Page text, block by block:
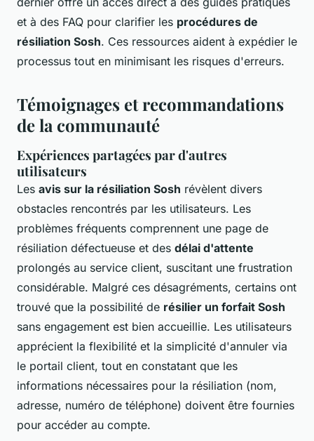
et à des FAQ pour clarifier les procédures de
résiliation Sosh. Ces ressources aident à expédier le
processus tout en minimisant les risques d'erreurs.
Témoignages et recommandations
de la communauté
Expériences partagées par d'autres
utilisateurs
Les avis sur la résiliation Sosh révèlent divers
obstacles rencontrés par les utilisateurs. Les
problèmes fréquents comprennent une page de
résiliation défectueuse et des délai d'attente
prolongés au service client, suscitant une frustration
considérable. Malgré ces désagréments, certains ont
trouvé que la possibilité de résilier un forfait Sosh
sans engagement est bien accueillie. Les utilisateurs
apprécient la flexibilité et la simplicité d'annuler via
le portail client, tout en constatant que les
informations nécessaires pour la résiliation (nom,
adresse, numéro de téléphone) doivent être fournies
pour accéder au compte.